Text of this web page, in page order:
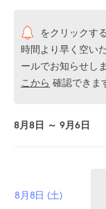
をクリックす
時間より早く空い
ールでお知らせし
こから 確認できま
8月8日 ～ 9月6日
8月8日 (土)